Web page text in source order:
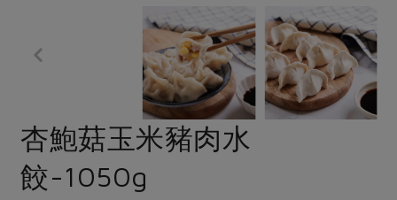
個人清潔
家庭清潔 織品
日用品
主題食譜
異國料理
主婦聯盟X樂齡網特約優惠案
2024農業發展計畫年度報告
更多議題活動
減塑減廢
公益金 食農教育
生活者e週報
綠主張月刊
社員權益
選舉專區
杏鮑菇玉米豬肉水
餃-1050g